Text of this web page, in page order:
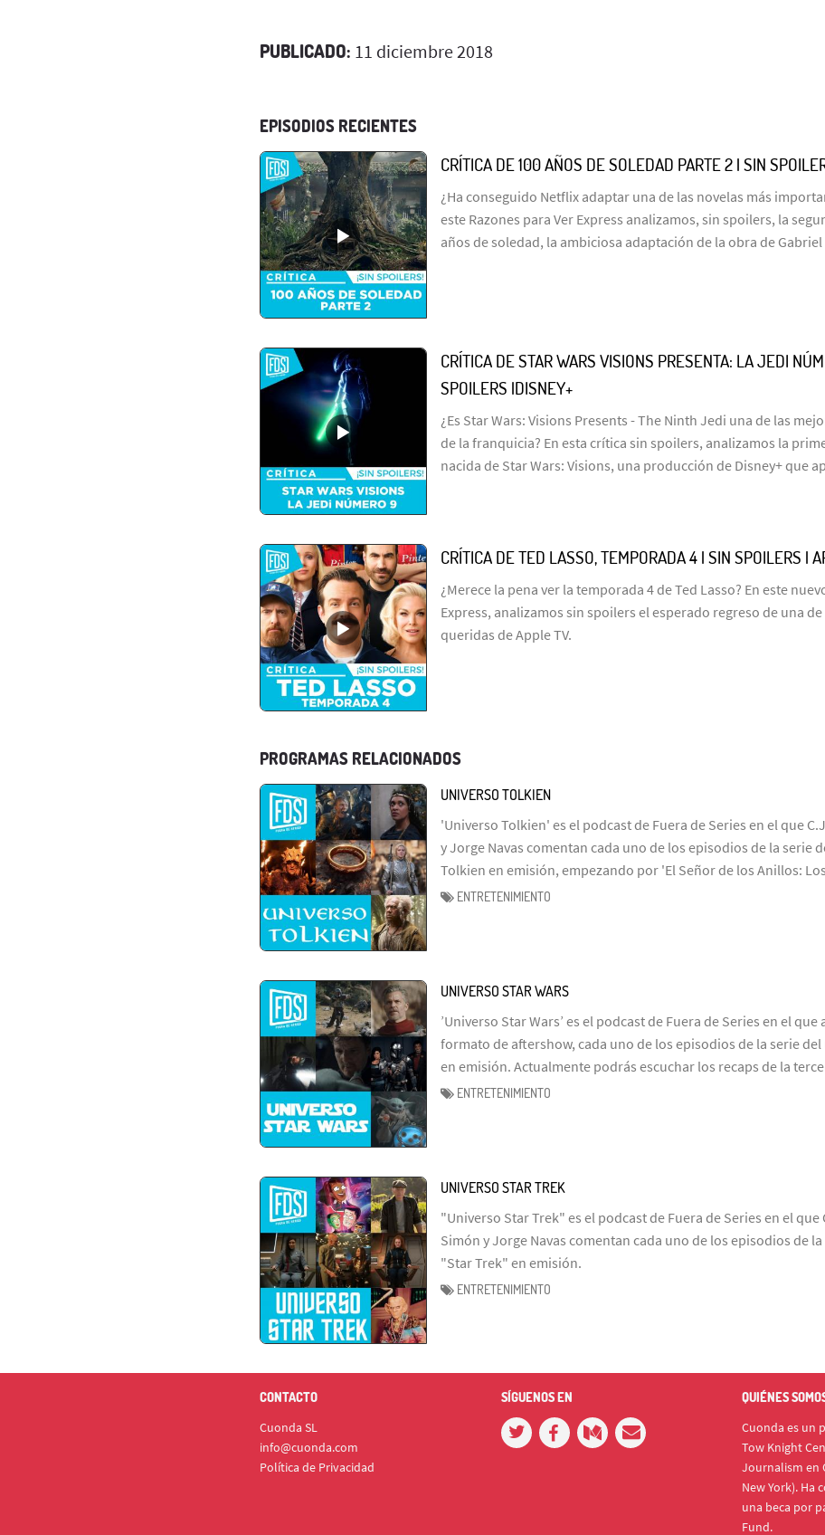
PUBLICADO: 11 diciembre 2018
EPISODIOS RECIENTES
CRÍTICA DE 100 AÑOS DE SOLEDAD PARTE 2 | SIN
¿Ha conseguido Netflix adaptar una de las novelas más
este Razones para Ver Express analizamos, sin spoilers, la
años de soledad, la ambiciosa adaptación de la obra de
CRÍTICA DE STAR WARS VISIONS PRESENTA: LA JEDI
SPOILERS |DISNEY+
¿Es Star Wars: Visions Presents - The Ninth Jedi una de las
de la franquicia? En esta crítica sin spoilers, analizamos la
nacida de Star Wars: Visions, una producción de Disney+ que
CRÍTICA DE TED LASSO, TEMPORADA 4 | SIN SPOILERS |
¿Merece la pena ver la temporada 4 de Ted Lasso? En este
Express, analizamos sin spoilers el esperado regreso de una de
queridas de Apple TV.
PROGRAMAS RELACIONADOS
UNIVERSO TOLKIEN
'Universo Tolkien' es el podcast de Fuera de Series en el que
y Jorge Navas comentan cada uno de los episodios de la serie
Tolkien en emisión, empezando por 'El Señor de los Anillos:
ENTRETENIMIENTO
UNIVERSO STAR WARS
’Universo Star Wars’ es el podcast de Fuera de Series en el que
formato de aftershow, cada uno de los episodios de la serie del
en emisión. Actualmente podrás escuchar los recaps de la
ENTRETENIMIENTO
UNIVERSO STAR TREK
"Universo Star Trek" es el podcast de Fuera de Series en el que
Simón y Jorge Navas comentan cada uno de los episodios de
"Star Trek" en emisión.
ENTRETENIMIENTO
CONTACTO
Cuonda SL
info@cuonda.com
Política de Privacidad
SÍGUENOS EN QUIÉNES
Cuonda es un
Tow Knight
Journalism en
New York). Ha
una beca por
Fund.